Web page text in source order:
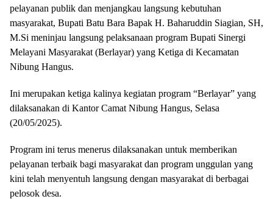
pelayanan publik dan menjangkau langsung kebutuhan
masyarakat, Bupati Batu Bara Bapak H. Baharuddin Siagian, SH,
M.Si meninjau langsung pelaksanaan program Bupati Sinergi
Melayani Masyarakat (Berlayar) yang Ketiga di Kecamatan
Nibung Hangus.
Ini merupakan ketiga kalinya kegiatan program “Berlayar” yang
dilaksanakan di Kantor Camat Nibung Hangus, Selasa
(20/05/2025).
Program ini terus menerus dilaksanakan untuk memberikan
pelayanan terbaik bagi masyarakat dan program unggulan yang
kini telah menyentuh langsung dengan masyarakat di berbagai
pelosok desa.